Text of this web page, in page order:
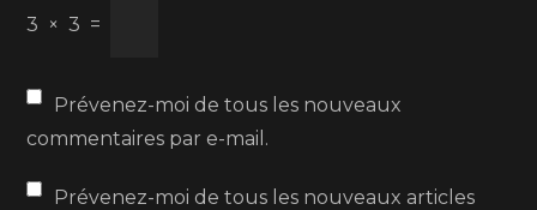
3 × 3 =
Prévenez-moi de tous les nouveaux
commentaires par e-mail.
Prévenez-moi de tous les nouveaux articles